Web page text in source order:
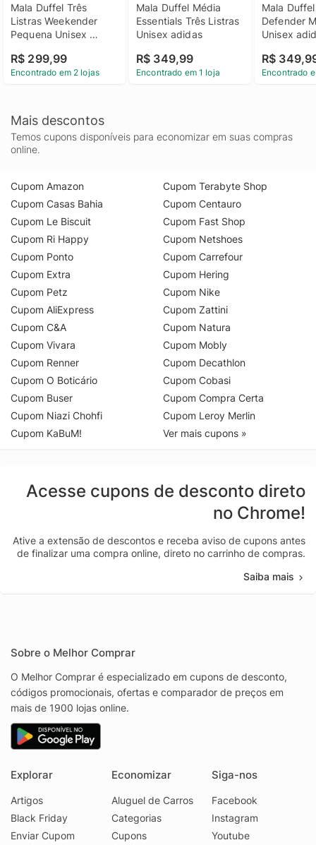
Mala Duffel Três
Listras Weekender
Pequena Unisex
R$ 299,99
Encontrado em 2 lojas
Mala Duffel Média
Essentials Três Listras
Unisex adidas
R$ 349,99
Encontrado em 1 loja
Mala
Defender
Unisex
R$
Encontrado
Mais descontos
Temos cupons disponíveis para economizar em suas compras
online.
Cupom Amazon
Cupom Casas Bahia
Cupom Le Biscuit
Cupom Ri Happy
Cupom Ponto
Cupom Extra
Cupom Petz
Cupom AliExpress
Cupom C&A
Cupom Vivara
Cupom Renner
Cupom O Boticário
Cupom Buser
Cupom Niazi Chohfi
Cupom KaBuM!
Cupom Terabyte Shop
Cupom Centauro
Cupom Fast Shop
Cupom Netshoes
Cupom Carrefour
Cupom Hering
Cupom Nike
Cupom Zattini
Cupom Natura
Cupom Mobly
Cupom Decathlon
Cupom Cobasi
Cupom Compra Certa
Cupom Leroy Merlin
Ver mais cupons »
Acesse cupons de desconto direto
no Chrome!
Ative a extensão de descontos e receba aviso de cupons antes
de finalizar uma compra online, direto no carrinho de compras.
Saiba mais
Sobre o Melhor Comprar
O Melhor Comprar é especializado em cupons de desconto,
códigos promocionais, ofertas e comparador de preços em
mais de 1900 lojas online.
Explorar
Artigos
Black Friday
Enviar Cupom
Economizar
Aluguel de Carros
Categorias
Cupons
Siga-nos
Facebook
Instagram
Youtube